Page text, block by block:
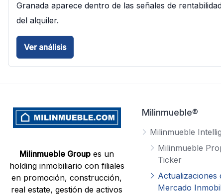
Granada aparece dentro de las señales de
del alquiler.
Ver análisis
Milinmueble Group es un
holding inmobiliario con filiales
en promoción, construcción,
real estate, gestión de activos
Milinmueble®
Milinmueble
Milinmueble
Ticker
Actualizaciones
Mercado